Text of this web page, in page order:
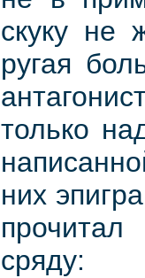
скуку не
ругая
только
них
сряду: